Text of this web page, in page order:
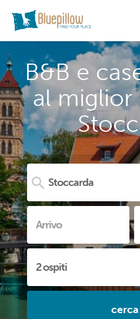
B&B e
al miglior
cerca